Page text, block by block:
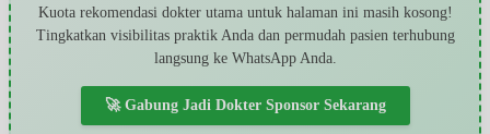
Kuota rekomendasi dokter utama untuk halaman ini masih kosong!
Tingkatkan visibilitas praktik Anda dan permudah pasien terhubung
langsung ke WhatsApp Anda.
🚀 Gabung Jadi Dokter Sponsor Sekarang